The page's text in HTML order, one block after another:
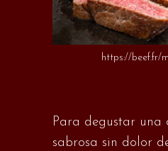
https://beef.fr/
Para degustar una
sabrosa sin dolor